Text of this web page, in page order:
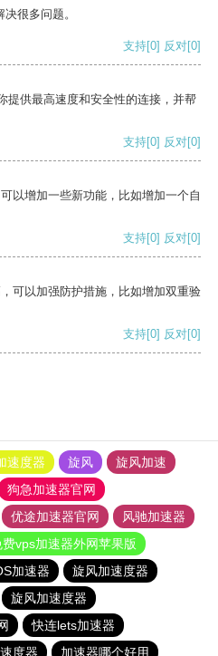
很多问题。
支持[0] 反对[0]
提供最高速度和安全性的连接，并帮
支持[0] 反对[0]
以增加一些新功能，比如增加一个自
支持[0] 反对[0]
可以加强防护措施，比如增加双重验
支持[0] 反对[0]
速度器 旋风
旋风加速
狗急加速器官网
优途加速器官网
风驰加速器
费vps加速器外网苹果版
加速器
旋风加速度器
旋风加速度器
快连lets加速器
度器 加速器哪个好用